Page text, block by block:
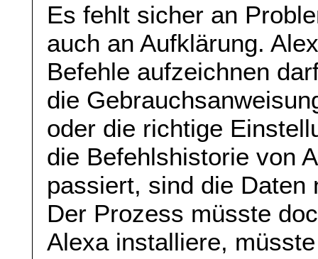
Es fehlt sicher an
auch an Aufklärung.
Befehle aufzeichnen
die
oder die richtige
die Befehlshistorie von
passiert, sind die Daten
Der Prozess müsste
Alexa installiere,